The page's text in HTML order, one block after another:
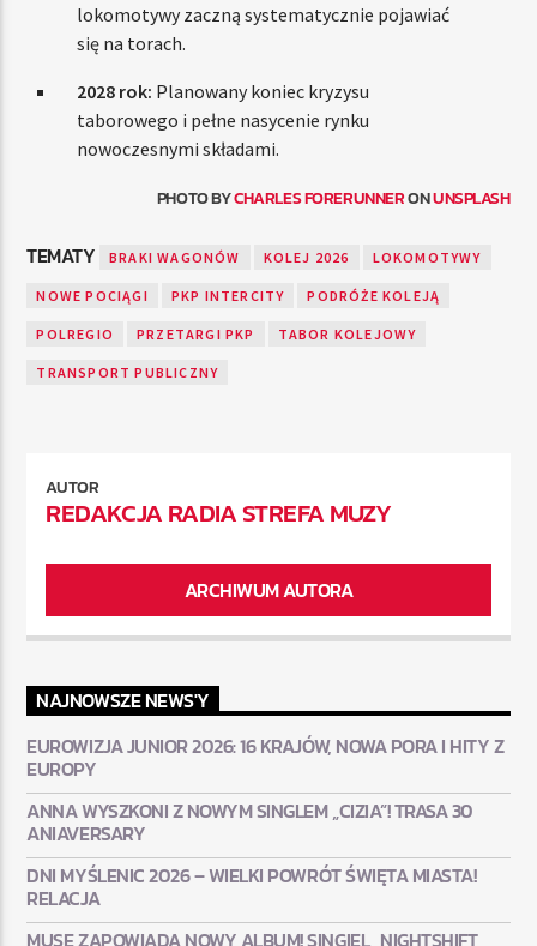
lokomotywy zaczną systematycznie pojawiać
się na torach.
2028 rok: Planowany koniec kryzysu
taborowego i pełne nasycenie rynku
nowoczesnymi składami.
PHOTO BYCHARLES FORERUNNERONUNSPLASH
TEMATY BRAKI WAGONÓW KOLEJ 2026 LOKOMOTYWY
NOWE POCIĄGI PKP INTERCITY PODRÓŻE KOLEJĄ
POLREGIO PRZETARGI PKP TABOR KOLEJOWY
TRANSPORT PUBLICZNY
AUTOR
REDAKCJA RADIA STREFA MUZY
ARCHIWUM AUTORA
NAJNOWSZE NEWS'Y
EUROWIZJA JUNIOR 2026: 16 KRAJÓW, NOWA PORA I HITY Z
EUROPY
ANNA WYSZKONI Z NOWYM SINGLEM „CIZIA”! TRASA 30
ANIAVERSARY
DNI MYŚLENIC 2026 – WIELKI POWRÓT ŚWIĘTA MIASTA!
RELACJA